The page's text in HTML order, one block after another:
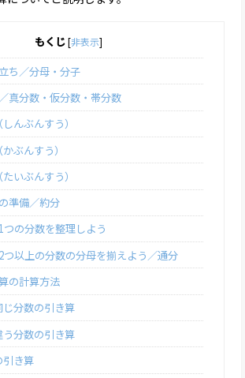
もくじ[非表示]
ち／分母・分子
真分数・仮分数・帯分数
んぶんすう）
ぶんすう）
いぶんすう）
準備／約分
つの分数を整理しよう
つ以上の分数の分母を揃えよう／通分
の計算方法
分数の引き算
分数の引き算
引き算